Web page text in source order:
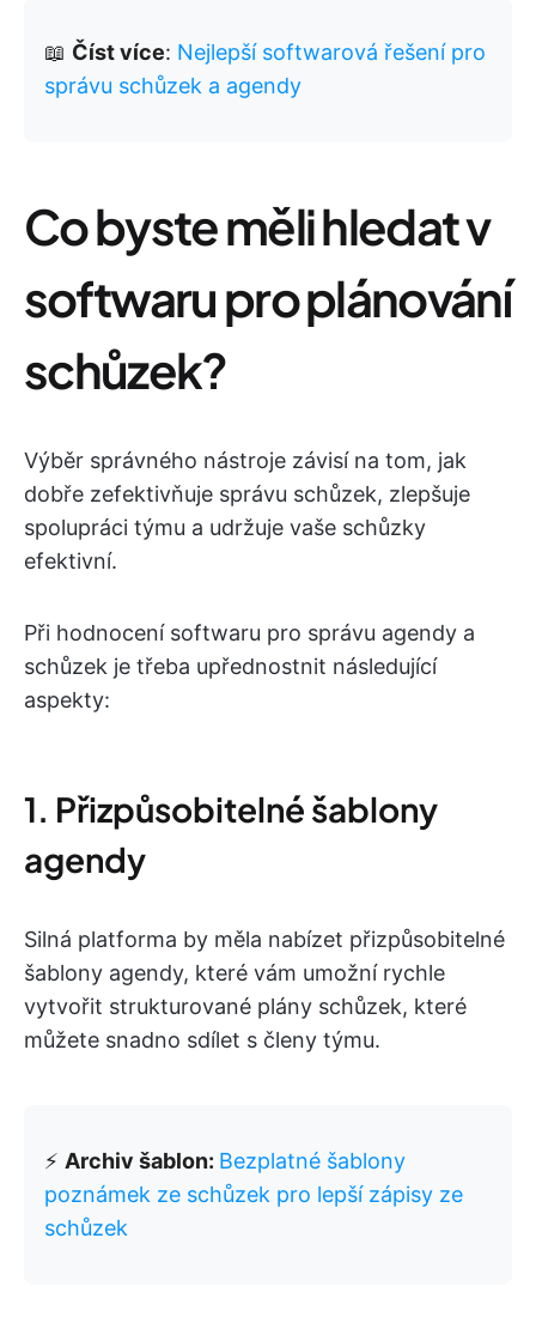
📖 Číst více: Nejlepší softwarová řešení pro
správu schůzek a agendy
Co byste měli hledat v
softwaru pro plánování
schůzek?
Výběr správného nástroje závisí na tom, jak
dobře zefektivňuje správu schůzek, zlepšuje
spolupráci týmu a udržuje vaše schůzky
efektivní.
Při hodnocení softwaru pro správu agendy a
schůzek je třeba upřednostnit následující
aspekty:
1. Přizpůsobitelné šablony
agendy
Silná platforma by měla nabízet přizpůsobitelné
šablony agendy, které vám umožní rychle
vytvořit strukturované plány schůzek, které
můžete snadno sdílet s členy týmu.
⚡ Archiv šablon: Bezplatné šablony
poznámek ze schůzek pro lepší zápisy ze
schůzek